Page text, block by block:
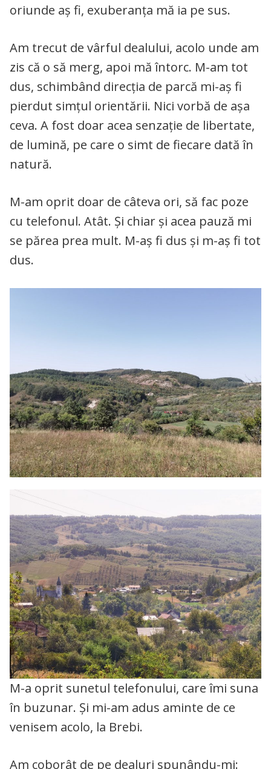
oriunde aș fi, exuberanța mă ia pe sus.
Am trecut de vârful dealului, acolo unde am
zis că o să merg, apoi mă întorc. M-am tot
dus, schimbând direcția de parcă mi-aș fi
pierdut simțul orientării. Nici vorbă de așa
ceva. A fost doar acea senzație de libertate,
de lumină, pe care o simt de fiecare dată în
natură.
M-am oprit doar de câteva ori, să fac poze
cu telefonul. Atât. Și chiar și acea pauză mi
se părea prea mult. M-aș fi dus și m-aș fi tot
dus.
M-a oprit sunetul telefonului, care îmi suna
în buzunar. Și mi-am adus aminte de ce
venisem acolo, la Brebi.
Am coborât de pe dealuri spunându-mi: